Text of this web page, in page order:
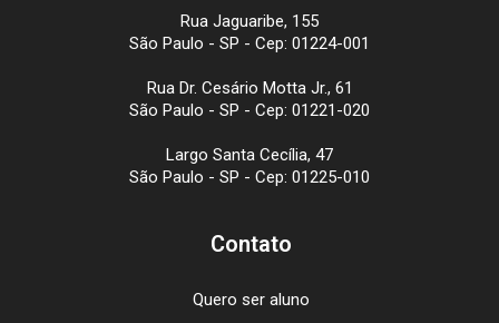
Rua Jaguaribe, 155
São Paulo - SP - Cep: 01224-001
Rua Dr. Cesário Motta Jr., 61
São Paulo - SP - Cep: 01221-020
Largo Santa Cecília, 47
São Paulo - SP - Cep: 01225-010
Contato
Quero ser aluno